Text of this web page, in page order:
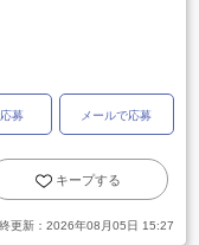
募 メールで応募
キープする
更新： 2026年08月05日 15:27